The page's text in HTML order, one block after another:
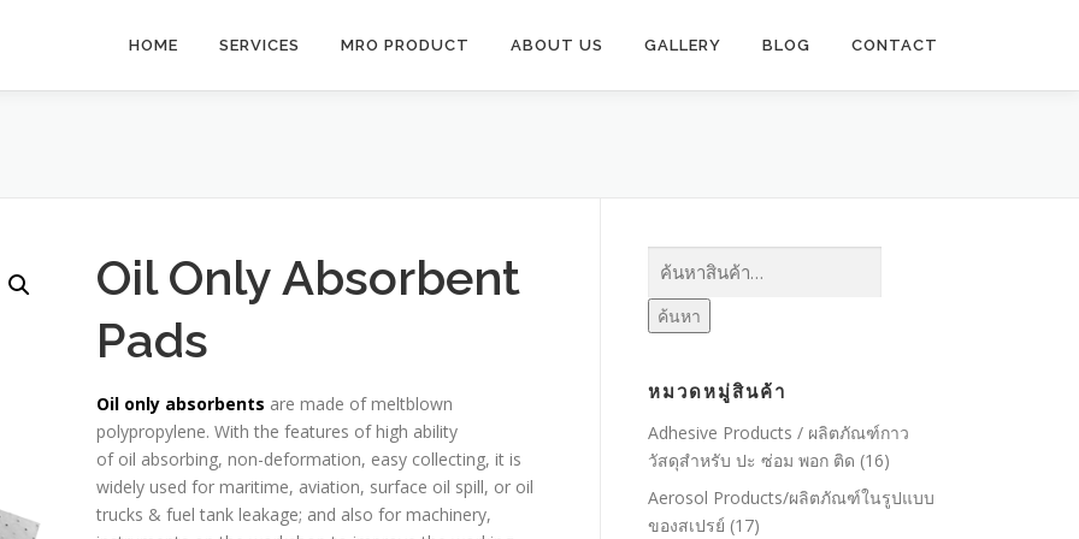
HOME SERVICES MRO PRODUCT ABOUT US GALLERY BLOG CONTACT
Oil Only Absorbent
Pads
Oil only absorbents are made of meltblown
polypropylene. With the features of high ability
of oil absorbing, non-deformation, easy collecting, it is
widely used for maritime, aviation, surface oil spill, or oil
trucks & fuel tank leakage; and also for machinery,
ค้นหา:
ค้นหา
หมวดหมู่สินค้า
Adhesive Products / ผลิตภัณฑ์กาว
วัสดุสำหรับ ปะ ซ่อม พอก ติด (16)
Aerosol Products/ผลิตภัณฑ์ในรูปแบบ
ของสเปรย์ (17)